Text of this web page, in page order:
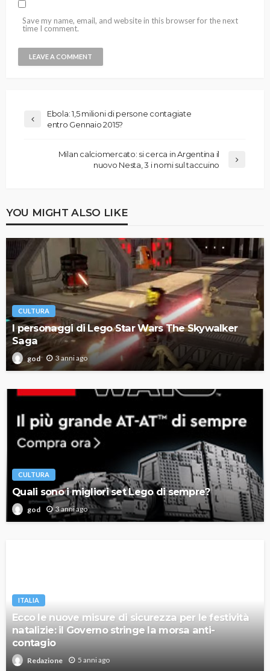
Save my name, email, and website in this browser for the next
time I comment.
Ebola: 1,5 milioni di persone contagiate
entro Gennaio 2015?
Milan calciomercato: si cerca in Argentina il
nuovo Nesta, 3 i nomi sul taccuino
YOU MIGHT ALSO LIKE
CULTURA
I personaggi di Lego Star Wars The Skywalker
Saga
god 3 anni ago
CULTURA
Quali sono i migliori set Lego di sempre?
god 3 anni ago
ITALIA
Ecco le nuove misure di sicurezza per le festività
natalizie: il Governo stringe la morsa anti-
contagio
Redazione 5 anni ago